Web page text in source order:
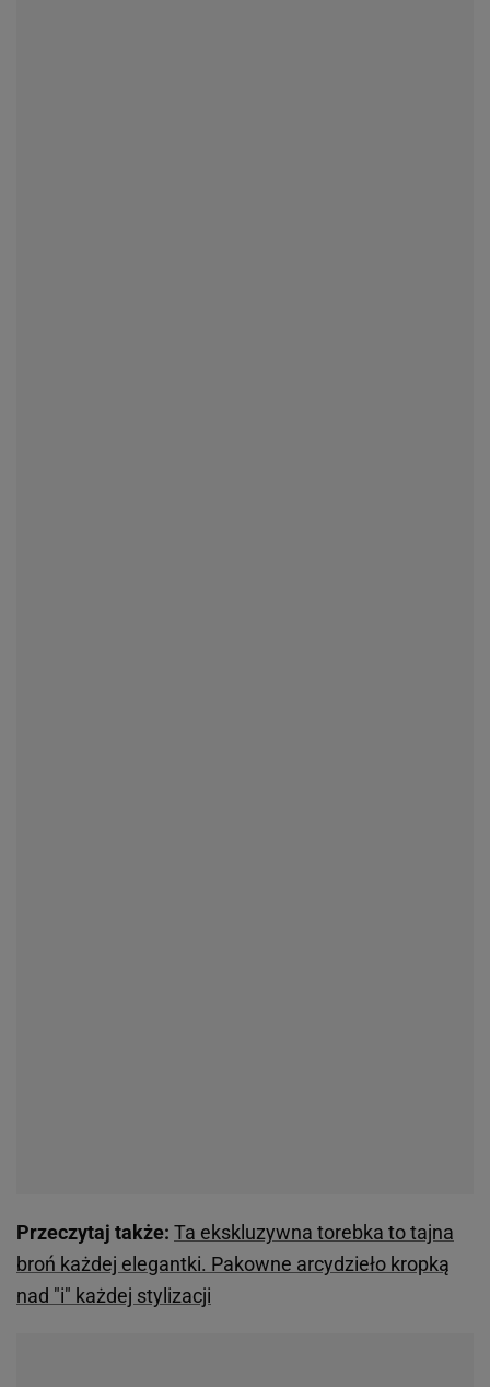
Przeczytaj także: Ta ekskluzywna torebka to tajna
broń każdej elegantki. Pakowne arcydzieło kropką
nad "i" każdej stylizacji